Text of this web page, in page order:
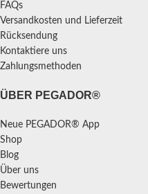
FAQs
Versandkosten und Lieferzeit
Rücksendung
Kontaktiere uns
Zahlungsmethoden
ÜBER PEGADOR®
Neue PEGADOR® App
Shop
Blog
Über uns
Bewertungen